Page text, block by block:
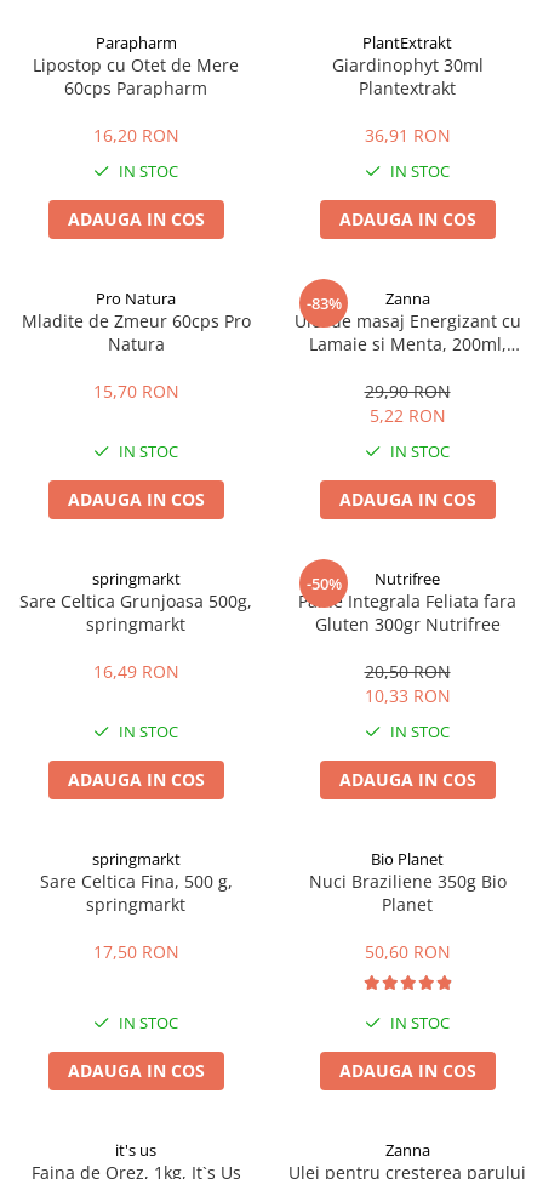
Sanatatea ochilor
Hepato-biliare
Glanda tiroida
Probleme renale
Prostata, urologie
Sistemul osos
Produse naturiste
Antiinflamator
Antitumorale
Articulatii sanatoase
Cardiovasculare
Imunitate
Memorie
Produse sanatate sexuala
Produse pentru Ea
Produse pentru sportivi
Suplimente fitness
Batoane proteice
Pentru antrenament
Mama si copilul
Sarcina si alaptare
Indulcitori
Miere
Bomboane
Gume de mestecat
Siropuri, gemuri
Ciocolata
Miere Manuka
Mancare sanatoasa
Leguminoase
Uleiuri alimentare
Ulei CBD
Produse instant
Atelierul de cafea si ceaiuri
Ceaiuri simple
Ceaiuri medicinale compuse
Ceaiuri Maté
Cafea verde
Alte produse din Cocos
Geluri de dus naturale
Vopsele
Produse de uz casnic
Produse pentru bucatarie
Produse igienizare
Deodorante
Igiena orala
Protectie antivirala
Sare de baie
Detergenti Bio
Parapharm
Lipostop cu Otet de Mere
60cps Parapharm
16,20 RON
IN STOC
ADAUGA IN COS
PlantExtrakt
Giardinophyt 30ml
Plantextrakt
36,91 RON
IN STOC
ADAUGA IN COS
Pro Natura
Mladite de Zmeur 60cps Pro
Natura
15,70 RON
IN STOC
ADAUGA IN COS
-83% Zanna
Ulei de masaj Energizant cu
Lamaie si Menta, 200ml,
29,90 RON
5,22 RON
IN STOC
ADAUGA IN COS
springmarkt
Sare Celtica Grunjoasa 500g,
springmarkt
16,49 RON
IN STOC
ADAUGA IN COS
-50% Nutrifree
Paine Integrala Feliata fara
Gluten 300gr Nutrifree
20,50 RON
10,33 RON
IN STOC
ADAUGA IN COS
springmarkt
Sare Celtica Fina, 500 g,
springmarkt
17,50 RON
IN STOC
ADAUGA IN COS
Bio Planet
Nuci Braziliene 350g Bio
Planet
50,60 RON
IN STOC
ADAUGA IN COS
it's us
Faina de Orez, 1kg, It`s Us
Zanna
Ulei pentru cresterea parului